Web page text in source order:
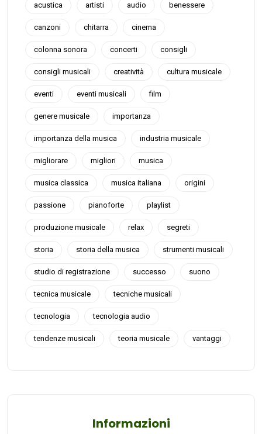
acustica artisti audio benessere
canzoni chitarra cinema
colonna sonora concerti consigli
consigli musicali creatività cultura musicale
eventi eventi musicali film
genere musicale importanza
importanza della musica industria musicale
migliorare migliori musica
musica classica musica italiana origini
passione pianoforte playlist
produzione musicale relax segreti
storia storia della musica strumenti musicali
studio di registrazione successo suono
tecnica musicale tecniche musicali
tecnologia tecnologia audio
tendenze musicali teoria musicale vantaggi
Informazioni